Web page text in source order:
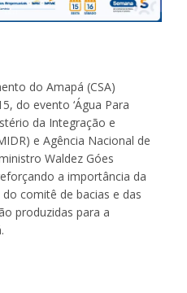
do Amapá (CSA)
do evento ‘Água Para
da Integração e
e Agência Nacional de
Waldez Góes
a importância da
comitê de bacias e das
produzidas para a